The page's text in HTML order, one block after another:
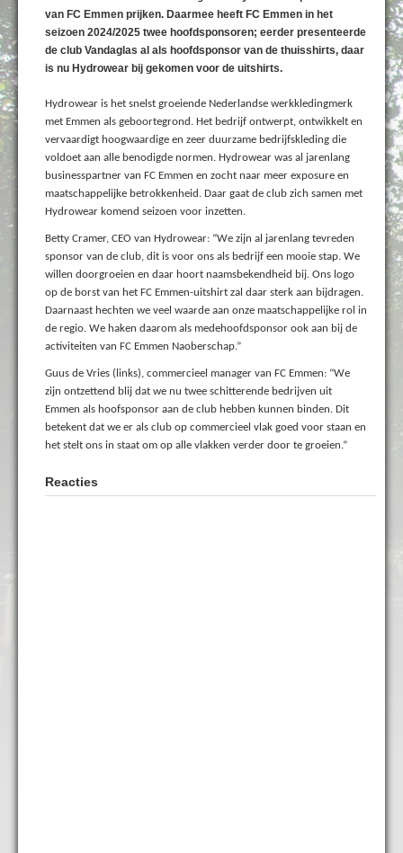
van FC Emmen prijken. Daarmee heeft FC Emmen in het
seizoen 2024/2025 twee hoofdsponsoren; eerder presenteerde
de club Vandaglas al als hoofdsponsor van de thuisshirts, daar
is nu Hydrowear bij gekomen voor de uitshirts.
Hydrowear is het snelst groeiende Nederlandse werkkledingmerk
met Emmen als geboortegrond. Het bedrijf ontwerpt, ontwikkelt en
vervaardigt hoogwaardige en zeer duurzame bedrijfskleding die
voldoet aan alle benodigde normen. Hydrowear was al jarenlang
businesspartner van FC Emmen en zocht naar meer exposure en
maatschappelijke betrokkenheid. Daar gaat de club zich samen met
Hydrowear komend seizoen voor inzetten.
Betty Cramer, CEO van Hydrowear: “We zijn al jarenlang tevreden
sponsor van de club, dit is voor ons als bedrijf een mooie stap. We
willen doorgroeien en daar hoort naamsbekendheid bij. Ons logo
op de borst van het FC Emmen-uitshirt zal daar sterk aan bijdragen.
Daarnaast hechten we veel waarde aan onze maatschappelijke rol in
de regio. We haken daarom als medehoofdsponsor ook aan bij de
activiteiten van FC Emmen Naoberschap.”
Guus de Vries (links), commercieel manager van FC Emmen: “We
zijn ontzettend blij dat we nu twee schitterende bedrijven uit
Emmen als hoofsponsor aan de club hebben kunnen binden. Dit
betekent dat we er als club op commercieel vlak goed voor staan en
het stelt ons in staat om op alle vlakken verder door te groeien.”
Reacties